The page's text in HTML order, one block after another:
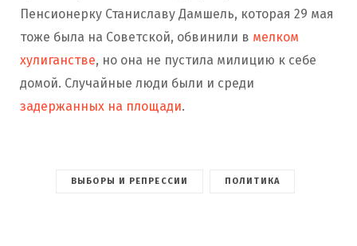
Пенсионерку Станиславу Дамшель, которая 29 мая
тоже была на Советской, обвинили в мелком
хулиганстве, но она не пустила милицию к себе
домой. Случайные люди были и среди
задержанных на площади.
ВЫБОРЫ И РЕПРЕССИИ ПОЛИТИКА